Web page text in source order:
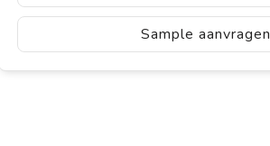
Sample aanvragen